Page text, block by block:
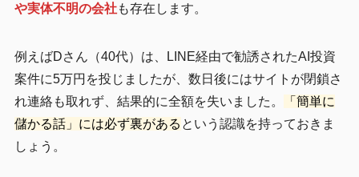
や実体不明の会社も存在します。
例えばDさん（40代）は、LINE経由で勧誘されたAI投資
案件に5万円を投じましたが、数日後にはサイトが閉鎖さ
れ連絡も取れず、結果的に全額を失いました。
「簡単に
儲かる話」には必ず裏がある という認識を持っておきま
しょう。